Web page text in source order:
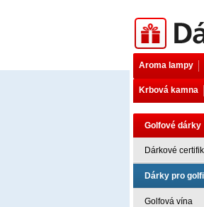
Dárečky.cz
Aroma lampy
Krbová kamna
Golfové dárky
Dárkové
Dárky pro
Golfová vína